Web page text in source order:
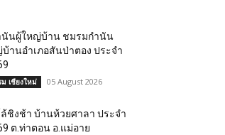
นันผู้ใหญ่บ้าน ชมรมกำนัน
านอำเภอสันป่าตอง ประจำ
ม เชียงใหม่ 05 August 2026
ชิงช้า บ้านห้วยศาลา ประจำ
ต.ท่าตอน อ.แม่อาย